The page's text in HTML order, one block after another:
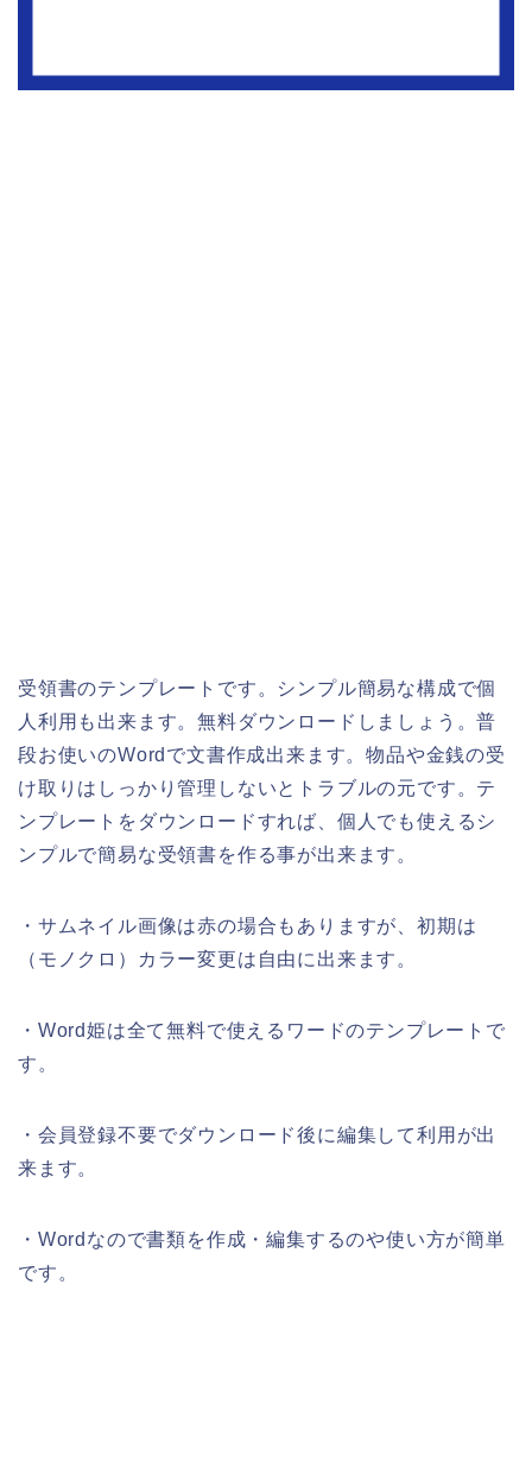
受領書のテンプレートです。シンプル簡易な構成で個
人利用も出来ます。無料ダウンロードしましょう。普
段お使いのWordで文書作成出来ます。物品や金銭の受
け取りはしっかり管理しないとトラブルの元です。テ
ンプレートをダウンロードすれば、個人でも使えるシ
ンプルで簡易な受領書を作る事が出来ます。
・サムネイル画像は赤の場合もありますが、初期は
（モノクロ）カラー変更は自由に出来ます。
・Word姫は全て無料で使えるワードのテンプレートで
す。
・会員登録不要でダウンロード後に編集して利用が出
来ます。
・Wordなので書類を作成・編集するのや使い方が簡単
です。